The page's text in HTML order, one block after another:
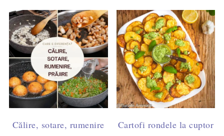
Călire, sotare, rumenire
Cartofi rondele la cuptor